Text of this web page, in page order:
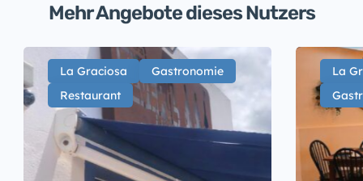
Mehr Angebote dieses Nutzers
La Graciosa
Gastronomie
Restaurant
La